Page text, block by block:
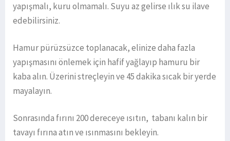
yapışmalı, kuru olmamalı. Suyu az gelirse ılık su ilave
edebilirsiniz.
Hamur pürüzsüzce toplanacak, elinize daha fazla
yapışmasını önlemek için hafif yağlayıp hamuru bir
kaba alın. Üzerini streçleyin ve 45 dakika sıcak bir yerde
mayalayın.
Sonrasında fırını 200 dereceye ısıtın, tabanı kalın bir
tavayı fırına atın ve ısınmasını bekleyin.